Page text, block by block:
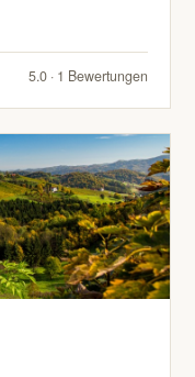
5.0 · 1 Bewertungen